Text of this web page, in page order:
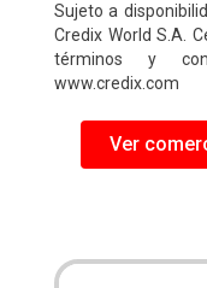
Sujeto a
Credix World S.A.
términos y
www.credix.com
Ver